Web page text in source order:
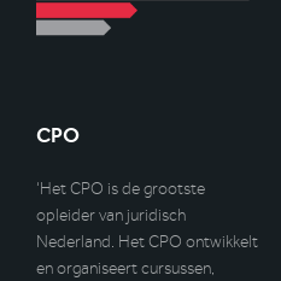
CPO
‘Het CPO is de grootste
opleider van juridisch
Nederland. Het CPO ontwikkelt
en organiseert cursussen,